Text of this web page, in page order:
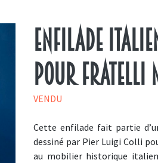
Enfilade
pour Fratelli
VENDU
Cette enfilade fait partie
dessiné par Pier Luigi Colli
au mobilier historique